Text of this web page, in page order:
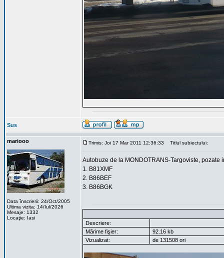
Sus
mariooo
Data înscrierii: 24/Oct/2005
Ultima vizita: 14/Iul/2026
Mesaje: 1332
Locaţie: Iasi
Trimis: Joi 17 Mar 2011 12:36:33 Titlul subiectului:
Autobuze de la MONDOTRANS-Targoviste, pozate
1. B81XMF
2. B86BEF
3. B86BGK
Descriere:
Mărime fişier:
92.16 kb
Vizualizat:
de 131508 ori